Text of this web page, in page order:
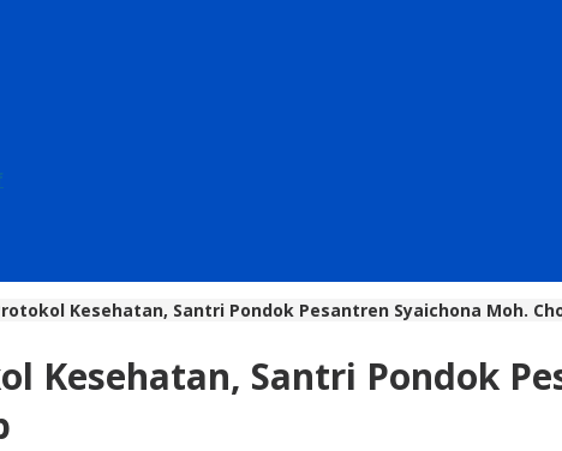
Kesehatan, Santri Pondok Pesantren Syaichona Moh.
Kesehatan, Santri Pondok